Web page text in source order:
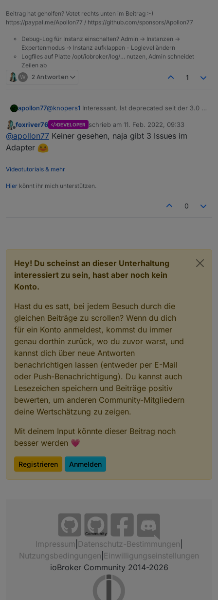
Beitrag hat geholfen? Votet rechts unten im Beitrag :-)
https://paypal.me/Apollon77 / https://github.com/sponsors/Apollon77
Debug-Log für Instanz einschalten? Admin -> Instanzen ->
Expertenmodus -> Instanz aufklappen - Loglevel ändern
Logfiles auf Platte /opt/iobroker/log/… nutzen, Admin schneidet
Zeilen ab
W 2 Antworten 1
apollon77@knopers1 Interessant. Ist deprecated seit der 3.0 ...
dich als Quick Fix: Suche die Code stelle
/opt/iobroker/node_modules/@frankjoke/myadapter/
myAdapter.js Zeile 252 und ändere
adapter.objects.getObjectList
Anpassen muss es frankjoke ... sorry
I added to incompatibility List in first post
Offline
foxriver76 DEVELOPER schrieb am 11. Feb. 2022, 09:33
zuletzt editiert von
@apollon77 Keiner gesehen, naja gibt 3 Issues im
Adapter
Videotutorials & mehr
Hier könnt ihr mich unterstützen.
0
Hey! Du scheinst an dieser Unterhaltung
interessiert zu sein, hast aber noch kein
Konto.
Hast du es satt, bei jedem Besuch durch die
gleichen Beiträge zu scrollen? Wenn du dich
für ein Konto anmeldest, kommst du immer
genau dorthin zurück, wo du zuvor warst, und
kannst dich über neue Antworten
benachrichtigen lassen (entweder per E-Mail
oder Push-Benachrichtigung). Du kannst auch
Lesezeichen speichern und Beiträge positiv
bewerten, um anderen Community-Mitgliedern
deine Wertschätzung zu zeigen.
Mit deinem Input könnte dieser Beitrag noch
besser werden 💗
Registrieren Anmelden
Community
Impressum Datenschutz-Bestimmungen
Nutzungsbedingungen Einwilligungseinstellungen
ioBroker Community 2014-2026